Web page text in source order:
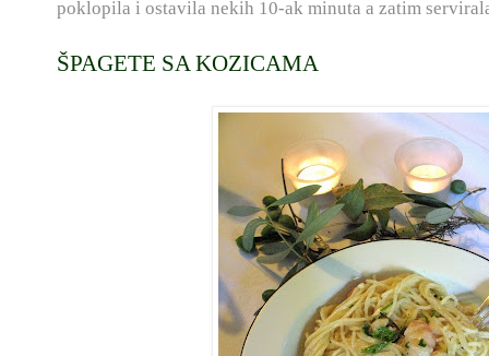
poklopila i ostavila nekih 10-ak minuta a zatim
ŠPAGETE SA KOZICAMA